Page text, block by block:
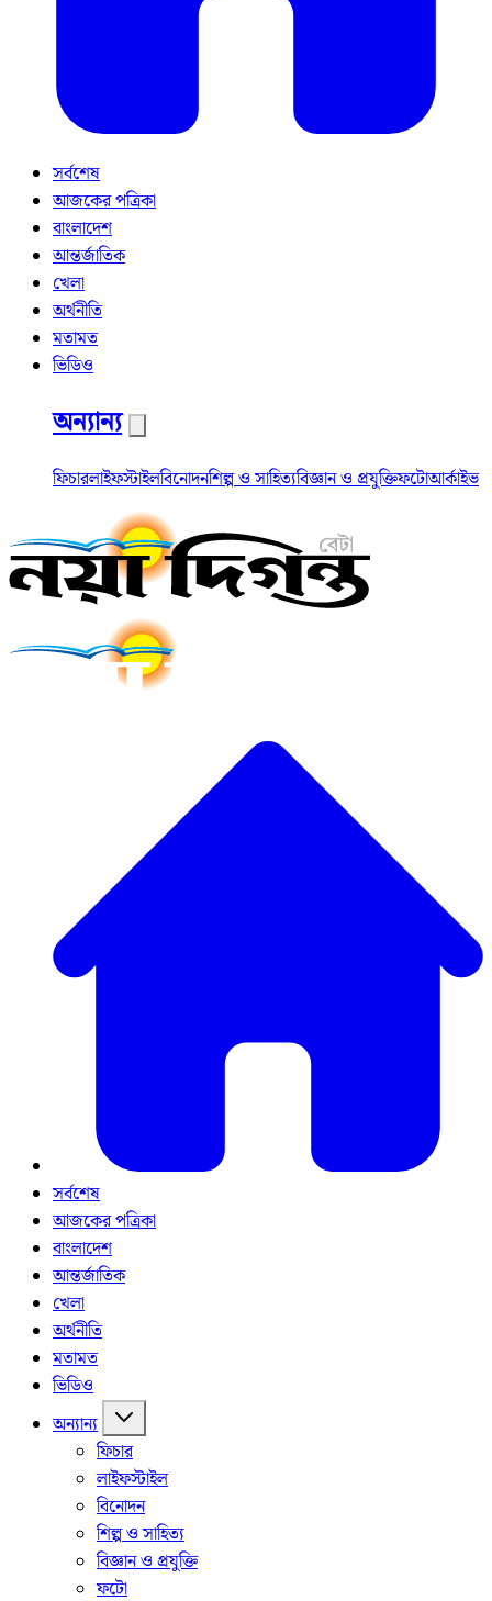
সর্বশেষ
আজকের পত্রিকা
বাংলাদেশ
আন্তর্জাতিক
খেলা
অর্থনীতি
মতামত
ভিডিও
অন্যান্য
ফিচারলাইফস্টাইলবিনোদনশিল্প ও সাহিত্যবিজ্ঞান ও প্রযুক্তিফটোআর্কাইভ
সর্বশেষ
আজকের পত্রিকা
বাংলাদেশ
আন্তর্জাতিক
খেলা
অর্থনীতি
মতামত
ভিডিও
অন্যান্য
ফিচার
লাইফস্টাইল
বিনোদন
শিল্প ও সাহিত্য
বিজ্ঞান ও প্রযুক্তি
ফটো